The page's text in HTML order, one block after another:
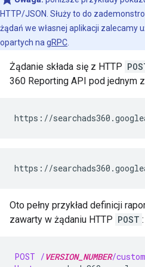
HTTP/JSON. Służy to do
żądań we własnej aplikacji zalecamy
opartych na gRPC
Żądanie składa się z HTTP
360 Reporting API pod jednym
https://
https://
Oto pełny przykład definicji
zawarty w żądaniu HTTP POST :
POST /VERSION_NUMBER/